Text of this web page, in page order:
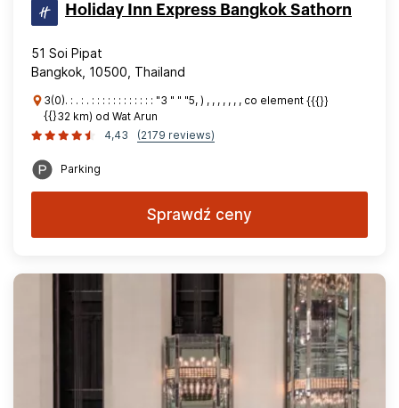
Holiday Inn Express Bangkok Sathorn
51 Soi Pipat
Bangkok, 10500, Thailand
3(0). : . : . : : : : : : : : : : : : "3 " " "5, ) , , , , , , , co element {{{}}
{{}32 km) od Wat Arun
4,43
(2179 reviews)
Parking
Sprawdź ceny